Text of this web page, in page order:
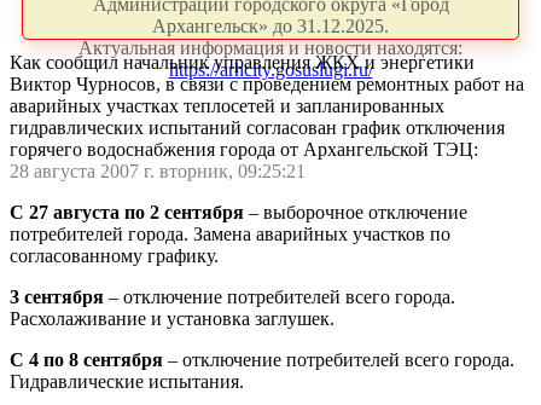
Администрации городского округа «Город
Архангельск» до 31.12.2025.
Актуальная информация и новости находятся:
https://arhcity.gosuslugi.ru/
Как сообщил начальник управления ЖКХ и энергетики
Виктор Чурносов, в связи с проведением ремонтных работ на
аварийных участках теплосетей и запланированных
гидравлических испытаний согласован график отключения
горячего водоснабжения города от Архангельской ТЭЦ:
28 августа 2007 г. вторник, 09:25:21
С 27 августа по 2 сентября – выборочное отключение
потребителей города. Замена аварийных участков по
согласованному графику.
3 сентября – отключение потребителей всего города.
Расхолаживание и установка заглушек.
С 4 по 8 сентября – отключение потребителей всего города.
Гидравлические испытания.